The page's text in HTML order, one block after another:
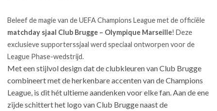
Beleef de magie van de UEFA Champions League met de officiële
matchday sjaal Club Brugge – Olympique Marseille! Deze
exclusieve supporterssjaal werd speciaal ontworpen voor de
League Phase-wedstrijd.
Met een stijlvol design dat de clubkleuren van Club Brugge
combineert met de herkenbare accenten van de Champions
League, is dit hét ultieme aandenken voor elke fan. Aan de ene
zijde schittert het logo van Club Brugge naast de